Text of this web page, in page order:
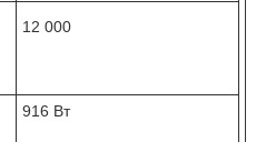
12 000
916 Вт